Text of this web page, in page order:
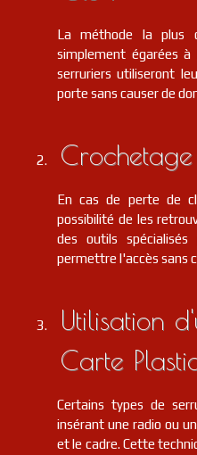
La méthode la plus
simplement égarées
serruriers utiliseront
porte sans causer de
En cas de perte de
possibilité de les
des outils
permettre l'accès sans
Utilisation
Carte
Certains types de
insérant une radio ou
et le cadre. Cette